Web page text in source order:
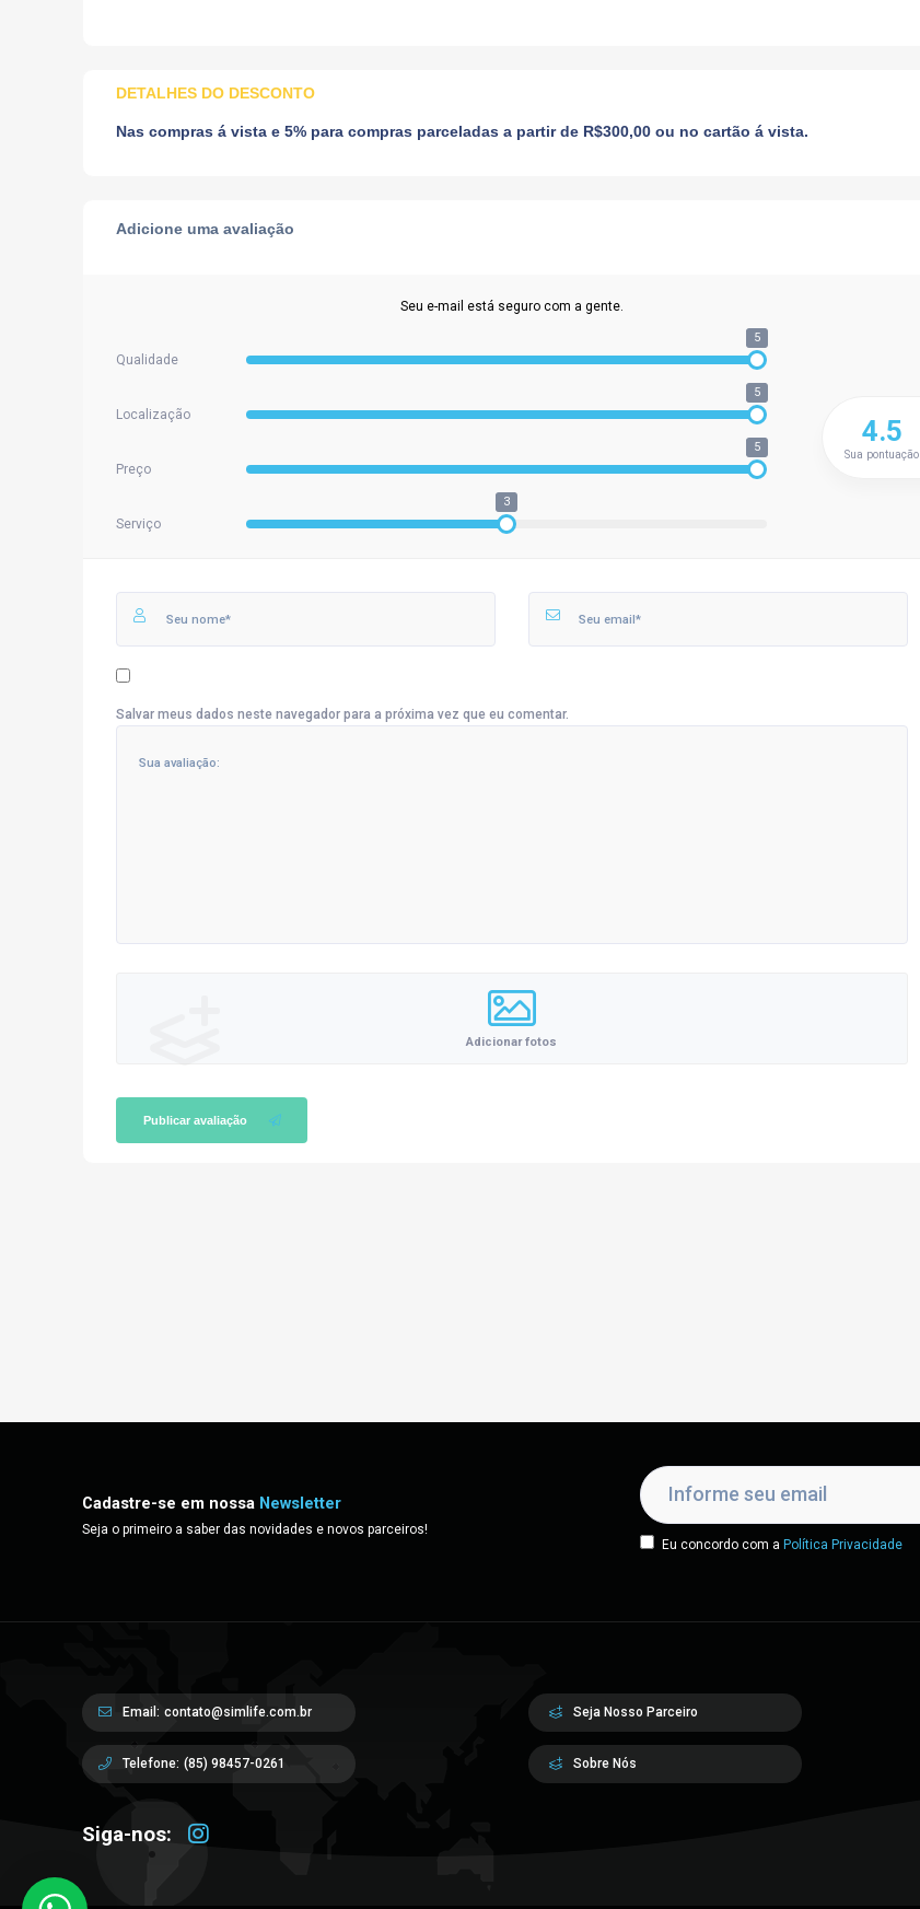
DETALHES DO DESCONTO
Nas compras á vista e 5% para compras parceladas a partir de R$300,00 ou no cartão á vista.
Adicione uma avaliação
Seu e-mail está seguro com a gente.
Qualidade
5
Localização
5
Preço
5
Serviço
3
4.5
Sua pontuação
Salvar meus dados neste navegador para a próxima vez que eu comentar.
Adicionar fotos
Publicar avaliação
Cadastre-se em nossa Newsletter
Seja o primeiro a saber das novidades e novos parceiros!
Eu concordo com a Política Privacidade
Email: contato@simlife.com.br
Telefone: (85) 98457-0261
Siga-nos:
Seja Nosso Parceiro
Sobre Nós